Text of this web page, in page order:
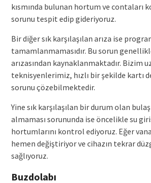
kısmında bulunan hortum ve contaları
sorunu tespit edip gideriyoruz.
Bir diğer sık karşılaşılan arıza ise
tamamlanmamasıdır. Bu sorun
arızasından kaynaklanmaktadır. Bizim
teknisyenlerimiz, hızlı bir şekilde kartı
sorunu çözebilmektedir.
Yine sık karşılaşılan bir durum olan
almaması sorununda ise öncelikle su
hortumlarını kontrol ediyoruz. Eğer
hemen değiştiriyor ve cihazın tekrar
sağlıyoruz.
Buzdolabı